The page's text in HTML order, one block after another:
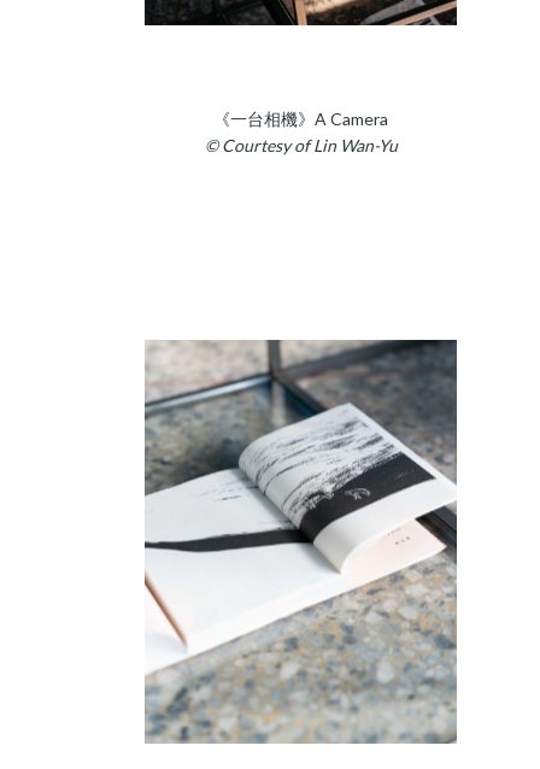
《一台相機》A Camera
© Courtesy of Lin Wan-Yu